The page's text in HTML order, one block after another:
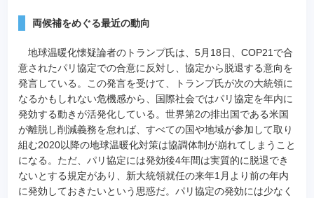
両候補をめぐる最近の動向
地球温暖化懐疑論者のトランプ氏は、5月18日、COP21で合
意されたパリ協定での合意に反対し、協定から脱退する意向を
発言している。この発言を受けて、トランプ氏が次の大統領に
なるかもしれない危機感から、国際社会ではパリ協定を年内に
発効する動きが活発化している。世界第2の排出国である米国
が離脱し削減義務を怠れば、すべての国や地域が参加して取り
組む2020以降の地球温暖化対策は協調体制が崩れてしまうこと
になる。ただ、パリ協定には発効後4年間は実質的に脱退でき
ないとする規定があり、新大統領就任の来年1月より前の年内
に発効しておきたいという思惑だ。パリ協定の発効には少なく